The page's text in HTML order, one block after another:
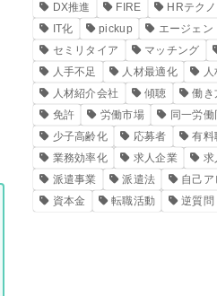
DX推進 FIRE HRテク
IT化
pickup エージェン
セミリタイア
マッチング
人手不足
人材最適化
人材紹介会社
傾聴 働き
免許
労働市場 同一労
少子高齢化
応募者
有料
業務効率化
求人企業 求
派遣事業
派遣法 自己ア
資本金
転職活動 逆質問